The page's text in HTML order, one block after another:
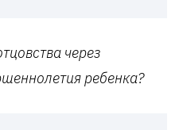
через
ребенка?